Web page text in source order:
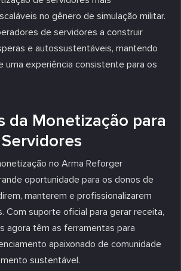
no gênero de simulação militar.
de servidores a construir
e autossustentáveis, mantendo
uma experiência consistente para os
da Monetização para
no Arma Reforger
oportunidade para os donos de
manterem e profissionalizarem
Com suporte oficial para gerar receita,
agora têm as ferramentas para
apaixonado de comunidade
sustentável.